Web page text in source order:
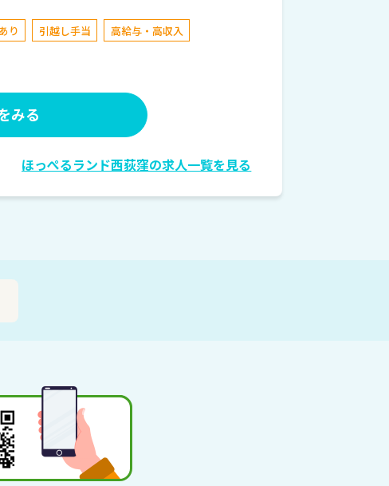
り 引越し手当
高給与・高収入
みる
ほっぺるランド西荻窪の求人一覧を見る